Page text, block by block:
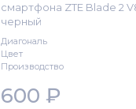
смартфона ZTE Blade 2
черный
Диагональ
Цвет
Производство
600 ₽